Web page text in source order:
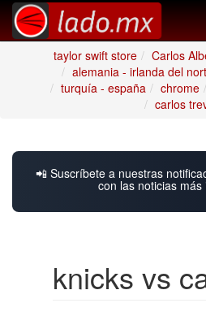
taylor swift store
Carlos
alemania - irlanda del
turquía - españa
chrome
carlos
📲 Suscríbete a nuestras
con las noticias
knicks vs